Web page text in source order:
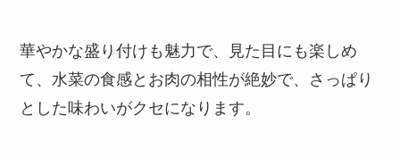
華やかな盛り付けも魅力で、見た目にも楽しめ
て、水菜の食感とお肉の相性が絶妙で、さっぱり
とした味わいがクセになります。